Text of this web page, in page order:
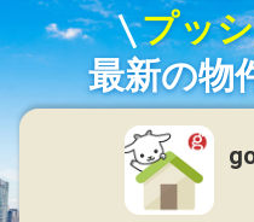
プッ
最新の物